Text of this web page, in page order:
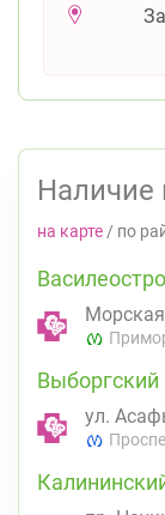
Наличие
на карте / по
Морская
Выборгский
ул.